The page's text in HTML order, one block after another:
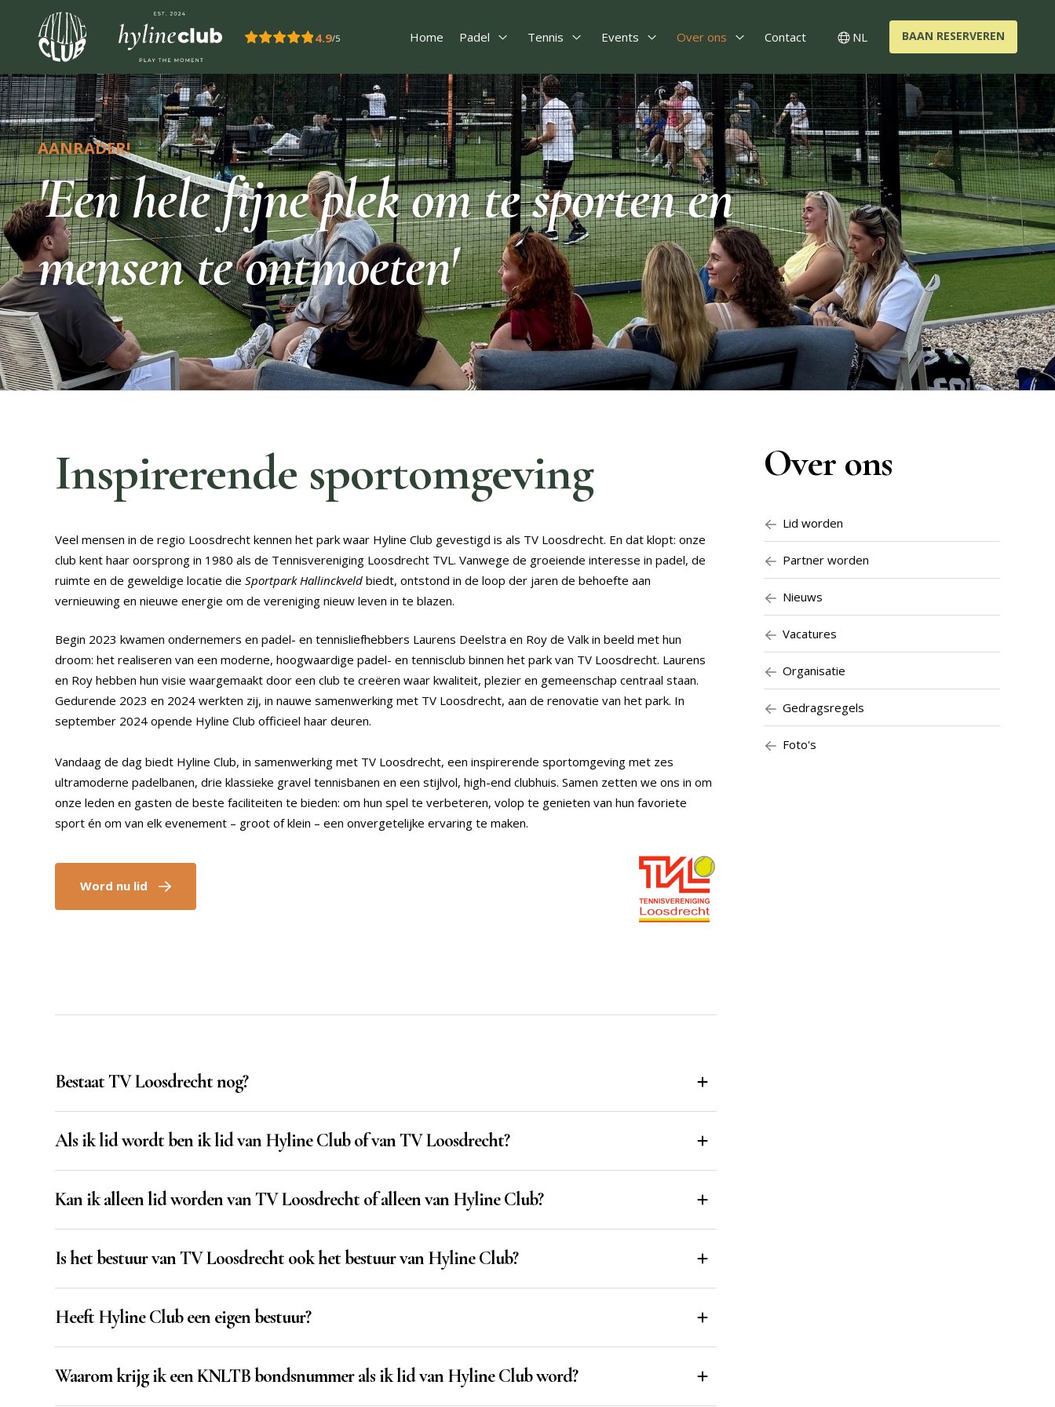
Overslaan en naar de inhoud gaan
4.9/5 Home Padel
Open Padel
Tennis
Open Tennis
Events
Open Events
Over ons
Open Over ons
Contact NL
Switch language
BAAN RESERVEREN
AANRADER!
'Een hele fijne plek om te sporten en
mensen te ontmoeten'
Inspirerende sportomgeving
Veel mensen in de regio Loosdrecht kennen het park waar Hyline Club gevestigd is als TV Loosdrecht. En dat klopt: onze
club kent haar oorsprong in 1980 als de Tennisvereniging Loosdrecht TVL. Vanwege de groeiende interesse in padel, de
ruimte en de geweldige locatie die Sportpark Hallinckveld biedt, ontstond in de loop der jaren de behoefte aan
vernieuwing en nieuwe energie om de vereniging nieuw leven in te blazen.
Begin 2023 kwamen ondernemers en padel- en tennisliefhebbers Laurens Deelstra en Roy de Valk in beeld met hun
droom: het realiseren van een moderne, hoogwaardige padel- en tennisclub binnen het park van TV Loosdrecht. Laurens
en Roy hebben hun visie waargemaakt door een club te creëren waar kwaliteit, plezier en gemeenschap centraal staan.
Gedurende 2023 en 2024 werkten zij, in nauwe samenwerking met TV Loosdrecht, aan de renovatie van het park. In
september 2024 opende Hyline Club officieel haar deuren.
Vandaag de dag biedt Hyline Club, in samenwerking met TV Loosdrecht, een inspirerende sportomgeving met zes
ultramoderne padelbanen, drie klassieke gravel tennisbanen en een stijlvol, high-end clubhuis. Samen zetten we ons in om
onze leden en gasten de beste faciliteiten te bieden: om hun spel te verbeteren, volop te genieten van hun favoriete
sport én om van elk evenement – groot of klein – een onvergetelijke ervaring te maken.
Word nu lid
Bestaat TV Loosdrecht nog?
Als ik lid wordt ben ik lid van Hyline Club of van TV Loosdrecht?
Kan ik alleen lid worden van TV Loosdrecht of alleen van Hyline Club?
Is het bestuur van TV Loosdrecht ook het bestuur van Hyline Club?
Heeft Hyline Club een eigen bestuur?
Waarom krijg ik een KNLTB bondsnummer als ik lid van Hyline Club word?
Over ons
Lid worden
Partner worden
Nieuws
Vacatures
Organisatie
Gedragsregels
Foto's